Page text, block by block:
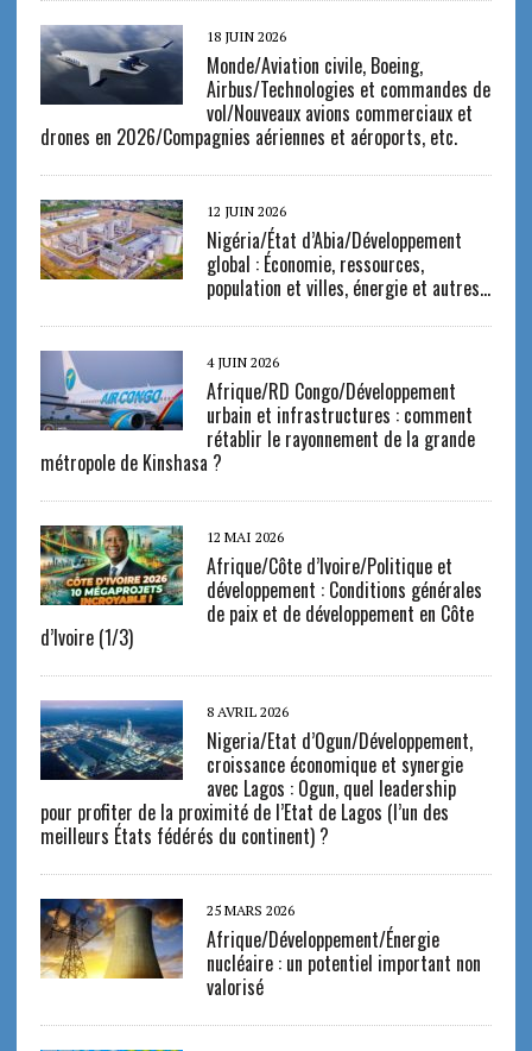
18 JUIN 2026
Monde/Aviation civile, Boeing,
Airbus/Technologies et commandes de
vol/Nouveaux avions commerciaux et
drones en 2026/Compagnies aériennes et aéroports, etc.
12 JUIN 2026
Nigéria/État d’Abia/Développement
global : Économie, ressources,
population et villes, énergie et autres…
4 JUIN 2026
Afrique/RD Congo/Développement
urbain et infrastructures : comment
rétablir le rayonnement de la grande
métropole de Kinshasa ?
12 MAI 2026
Afrique/Côte d’Ivoire/Politique et
développement : Conditions générales
de paix et de développement en Côte
d’Ivoire (1/3)
8 AVRIL 2026
Nigeria/Etat d’Ogun/Développement,
croissance économique et synergie
avec Lagos : Ogun, quel leadership
pour profiter de la proximité de l’Etat de Lagos (l’un des
meilleurs États fédérés du continent) ?
25 MARS 2026
Afrique/Développement/Énergie
nucléaire : un potentiel important non
valorisé